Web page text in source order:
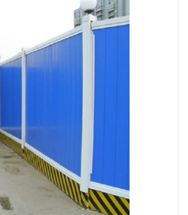
钢结构配件
彩钢板